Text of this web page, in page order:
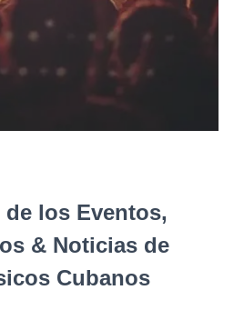
de los Eventos,
& Noticias de
Cubanos